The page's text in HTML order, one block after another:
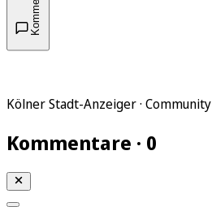
Kölner Stadt-Anzeiger · Community
Kommentare · 0